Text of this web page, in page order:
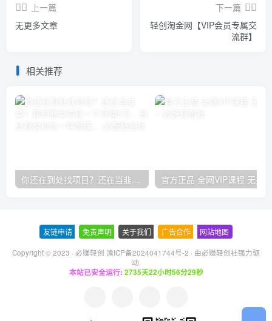
上一篇
无更多文章
下一篇
轻创淘金网【VIP会员专属交
流群】
相关推荐
友链申请 免责声明 关于我们 广告合作 网站地图
Copyright © 2023 · 必赚轻创 渝ICP备2024041744号-2 · 由必赚轻创社强力驱
动.
本站已安全运行: 2735天22小时56分30秒